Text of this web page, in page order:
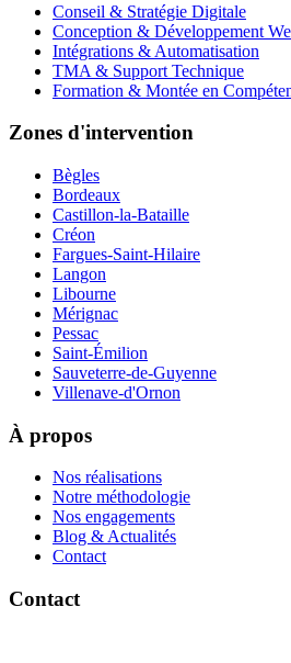
Conseil & Stratégie Digitale
Conception & Développement
Intégrations & Automatisation
TMA & Support Technique
Formation & Montée en
Zones d'intervention
Bègles
Bordeaux
Castillon-la-Bataille
Créon
Fargues-Saint-Hilaire
Langon
Libourne
Mérignac
Pessac
Saint-Émilion
Sauveterre-de-Guyenne
Villenave-d'Ornon
À propos
Nos réalisations
Notre méthodologie
Nos engagements
Blog & Actualités
Contact
Contact